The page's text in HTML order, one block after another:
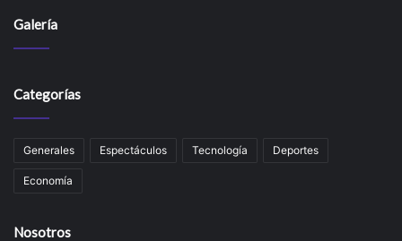
Galería
Categorías
Generales Espectáculos Tecnología Deportes
Economía
Nosotros